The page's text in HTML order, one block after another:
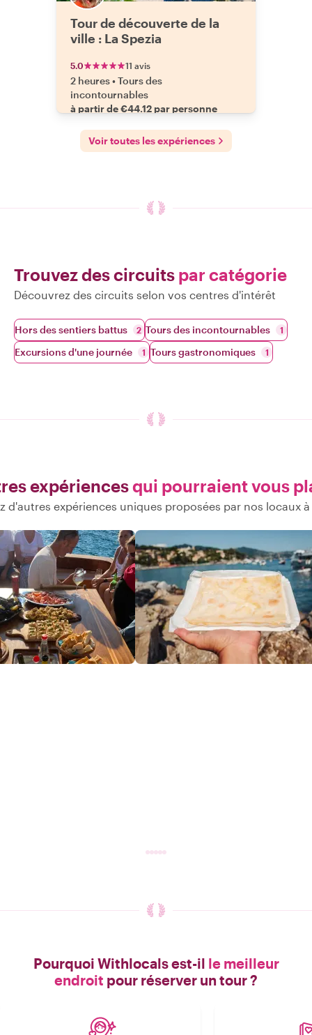
Tour de découverte de la
ville : La Spezia
5.0 11 avis
2 heures•Tours des
incontournables
à partir de €44.12 par personne
Voir toutes les expériences
Trouvez des circuits par catégorie
Découvrez des circuits selon vos centres d'intérêt
Hors des sentiers battus 2 Tours des incontournables 1
Excursions d'une journée 1 Tours gastronomiques 1
expériencesqui pourraient vous
d'autres expériences uniques proposées par nos locaux à
Pourquoi Withlocals est-il le meilleur
endroit pour réserver un tour ?